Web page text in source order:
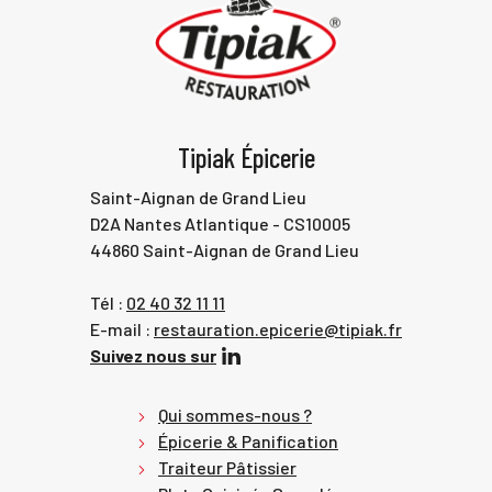
Tipiak Épicerie
Saint-Aignan de Grand Lieu
D2A Nantes Atlantique - CS10005
44860 Saint-Aignan de Grand Lieu
Tél : 02 40 32 11 11
E-mail : restauration.epicerie@tipiak.fr
Suivez nous sur
Qui sommes-nous ?
Épicerie & Panification
Traiteur Pâtissier